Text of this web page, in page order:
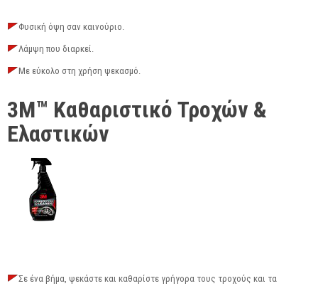
Φυσική όψη σαν καινούριο.
Λάμψη που διαρκεί.
Με εύκολο στη χρήση ψεκασμό.
3M™ Καθαριστικό Τροχών &
Ελαστικών
Σε ένα βήμα, ψεκάστε και καθαρίστε γρήγορα τους τροχούς και τα